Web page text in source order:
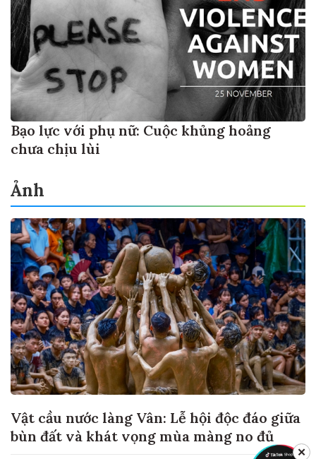
Bạo lực với phụ nữ: Cuộc khủng hoảng
chưa chịu lùi
Ảnh
Vật cầu nước làng Vân: Lễ hội độc đáo giữa
bùn đất và khát vọng mùa màng no đủ
✕